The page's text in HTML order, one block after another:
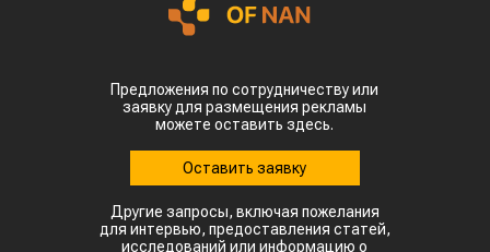
Предложения по сотрудничеству или
заявку для размещения рекламы
можете оставить здесь.
Оставить заявку
Другие запросы, включая пожелания
для интервью, предоставления статей,
исследований или информацию о